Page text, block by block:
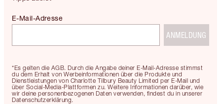
*Es gelten die AGB. Durch die Angabe deiner E-Mail-Adresse stimmst
du dem Erhalt von Werbeinformationen über die Produkte und
Dienstleistungen von Charlotte Tilbury Beauty Limited per E-Mail und
über Social-Media-Plattformen zu. Weitere Informationen darüber, wie
wir deine personenbezogenen Daten verwenden, findest du in unserer
Datenschutzerklärung.
E-Mail-Adresse
ANMELDUNG